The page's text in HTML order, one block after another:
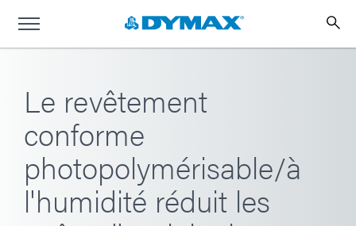
Le revêtement
conforme
photopolymérisable/à
l'humidité réduit les